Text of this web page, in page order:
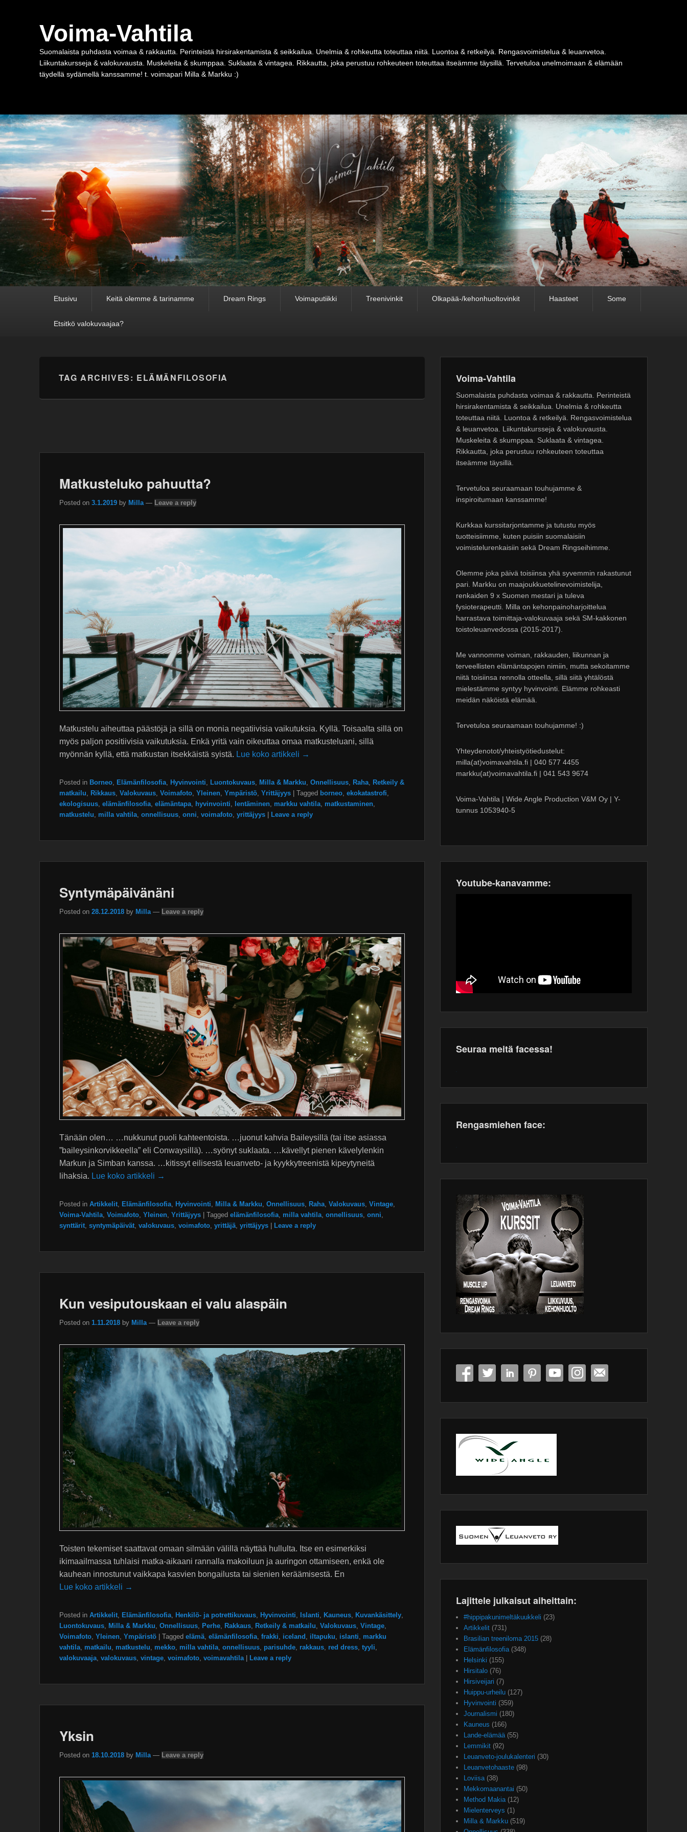
Voima-Vahtila
Suomalaista puhdasta voimaa & rakkautta. Perinteistä hirsirakentamista & seikkailua. Unelmia & rohkeutta toteuttaa niitä. Luontoa & retkeilyä. Rengasvoimistelua & leuanvetoa.
Liikuntakursseja & valokuvausta. Muskeleita & skumppaa. Suklaata & vintagea. Rikkautta, joka perustuu rohkeuteen toteuttaa itseämme täysillä. Tervetuloa unelmoimaan & elämään
täydellä sydämellä kanssamme! t. voimapari Milla & Markku :)
Etusivu Keitä olemme & tarinamme Dream Rings Voimaputiikki Treenivinkit Olkapää-/kehonhuoltovinkit Haasteet Some
Etsitkö valokuvaajaa?
TAG ARCHIVES: ELÄMÄNFILOSOFIA
Matkusteluko pahuutta?
Posted on 3.1.2019 by Milla — Leave a reply
Matkustelu aiheuttaa päästöjä ja sillä on monia negatiivisia vaikutuksia. Kyllä. Toisaalta sillä on
myös paljon positiivisia vaikutuksia. Enkä yritä vain oikeuttaa omaa matkusteluani, sillä
myönnän kyllä, että matkustan itsekkäistä syistä. Lue koko artikkeli →
Posted in Borneo Elämänfilosofia Hyvinvointi Luontokuvaus Milla & Markku Onnellisuus Raha
Retkeily &
matkailu
Rikkaus Valokuvaus Voimafoto Yleinen Ympäristö Yrittäjyys Tagged borneo ekokatastrofi
ekologisuus elämänfilosofia elämäntapa hyvinvointi lentäminen markku vahtila matkustaminen
matkustelu
milla vahtila onnellisuus onni voimafoto yrittäjyys Leave a reply
Syntymäpäivänäni
Posted on 28.12.2018 by Milla — Leave a reply
Tänään olen… …nukkunut puoli kahteentoista. …juonut kahvia Baileysillä (tai itse asiassa
”baileysinkorvikkeella” eli Conwaysillä). …syönyt suklaata. …kävellyt pienen kävelylenkin
Markun ja Simban kanssa. …kitissyt eilisestä leuanveto- ja kyykkytreenistä kipeytyneitä
lihaksia. Lue koko artikkeli →
Posted in Artikkelit Elämänfilosofia Hyvinvointi Milla & Markku Onnellisuus Raha Valokuvaus Vintage
Voima-Vahtila Voimafoto Yleinen Yrittäjyys Tagged elämänfilosofia milla vahtila onnellisuus onni
synttärit syntymäpäivät valokuvaus voimafoto yrittäjä yrittäjyys Leave a reply
Kun vesiputouskaan ei valu alaspäin
Posted on 1.11.2018 by Milla — Leave a reply
Toisten tekemiset saattavat omaan silmään välillä näyttää hullulta. Itse en esimerkiksi
ikimaailmassa tuhlaisi matka-aikaani rannalla makoiluun ja auringon ottamiseen, enkä ole
kauhean innostunut vaikkapa kasvien bongailusta tai sienien keräämisestä. En
Lue koko artikkeli →
Posted in Artikkelit Elämänfilosofia Henkilö- ja potrettikuvaus Hyvinvointi Islanti Kauneus Kuvankäsittely
Luontokuvaus
Milla & Markku Onnellisuus Perhe Rakkaus Retkeily & matkailu Valokuvaus Vintage
Voimafoto Yleinen Ympäristö Tagged elämä elämänfilosofia frakki iceland iltapuku islanti
markku
vahtila matkailu matkustelu mekko milla vahtila onnellisuus parisuhde rakkaus red dress tyyli
valokuvaaja valokuvaus vintage voimafoto voimavahtila Leave a reply
Yksin
Posted on 18.10.2018 by Milla — Leave a reply
Voima-Vahtila
Suomalaista puhdasta voimaa & rakkautta. Perinteistä
hirsirakentamista & seikkailua. Unelmia & rohkeutta
toteuttaa niitä. Luontoa & retkeilyä. Rengasvoimistelua
& leuanvetoa. Liikuntakursseja & valokuvausta.
Muskeleita & skumppaa. Suklaata & vintagea.
Rikkautta, joka perustuu rohkeuteen toteuttaa
itseämme täysillä.
Tervetuloa seuraamaan touhujamme &
inspiroitumaan kanssamme!
Kurkkaa kurssitarjontamme ja tutustu myös
tuotteisiimme, kuten puisiin suomalaisiin
voimistelurenkaisiin sekä Dream Ringseihimme.
Olemme joka päivä toisiinsa yhä syvemmin rakastunut
pari. Markku on maajoukkuetelinevoimistelija,
renkaiden 9 x Suomen mestari ja tuleva
fysioterapeutti. Milla on kehonpainoharjoittelua
harrastava toimittaja-valokuvaaja sekä SM-kakkonen
toistoleuanvedossa (2015-2017).
Me vannomme voiman, rakkauden, liikunnan ja
terveellisten elämäntapojen nimiin, mutta sekoitamme
niitä toisiinsa rennolla otteella, sillä siitä yhtälöstä
mielestämme syntyy hyvinvointi. Elämme rohkeasti
meidän näköistä elämää.
Tervetuloa seuraamaan touhujamme! :)
Yhteydenotot/yhteistyötiedustelut:
milla(at)voimavahtila.fi | 040 577 4455
markku(at)voimavahtila.fi | 041 543 9674
Voima-Vahtila | Wide Angle Production V&M Oy | Y-
tunnus 1053940-5
Youtube-kanavamme:
Seuraa meitä facessa!
WordPress
Rengasmiehen face:
WordPress
Lajittele julkaisut aiheittain:
#hippipakunimeltäkuukkeli (23)
Artikkelit (731)
Brasilian treeniloma 2015 (28)
Elämänfilosofia (348)
Helsinki (155)
Hirsitalo (76)
Hirsiveijari (7)
Huippu-urheilu (127)
Hyvinvointi (359)
Journalismi (180)
Kauneus (166)
Lande-elämää (55)
Lemmikit (92)
Leuanveto-joulukalenteri (30)
Leuanvetohaaste (98)
Loviisa (38)
Mekkomaanantai (50)
Method Makia (12)
Mielenterveys (1)
Milla & Markku (519)